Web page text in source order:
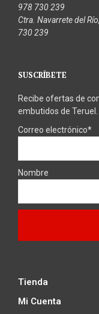
978 730 239
Ctra. Navarrete del
730 239
SUSCRÍBETE
Recibe ofertas de
embutidos de Teruel.
Correo electrónico*
Nombre
Tienda
Mi Cuenta